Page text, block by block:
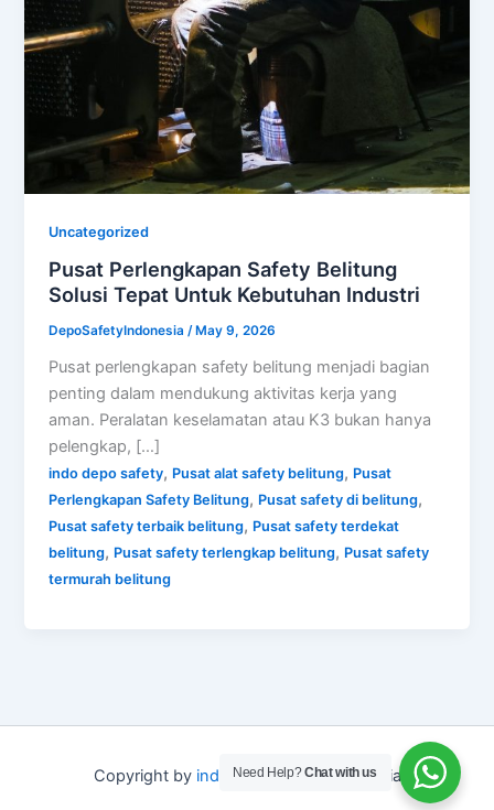
Uncategorized
Pusat Perlengkapan Safety Belitung
Solusi Tepat Untuk Kebutuhan Industri
DepoSafetyIndonesia/ May 9, 2026
Pusat perlengkapan safety belitung menjadi bagian
penting dalam mendukung aktivitas kerja yang
aman. Peralatan keselamatan atau K3 bukan hanya
pelengkap, […]
indo depo safety, Pusat alat safety belitung, Pusat
Perlengkapan Safety Belitung, Pusat safety di belitung,
Pusat safety terbaik belitung, Pusat safety terdekat
belitung, Pusat safety terlengkap belitung, Pusat safety
termurah belitung
Copyright by indo depo safetyIndonesia
Need Help?Chat with us